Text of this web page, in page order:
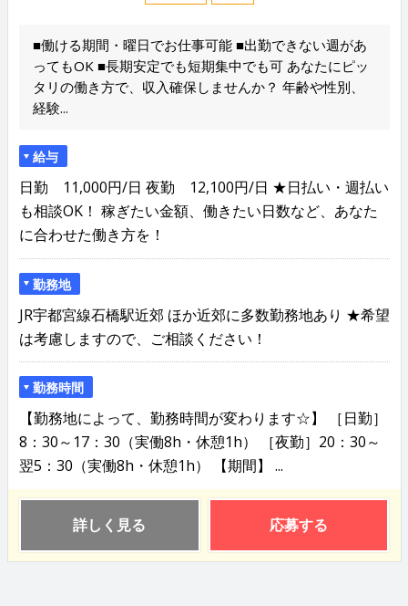
■働ける期間・曜日でお仕事可能 ■出勤できない週があ
ってもOK ■長期安定でも短期集中でも可 あなたにピッ
タリの働き方で、収入確保しませんか？ 年齢や性別、
経験...
給与
日勤 11,000円/日 夜勤 12,100円/日 ★日払い・週払い
も相談OK！ 稼ぎたい金額、働きたい日数など、あなた
に合わせた働き方を！
勤務地
JR宇都宮線石橋駅近郊 ほか近郊に多数勤務地あり ★希望
は考慮しますので、ご相談ください！
勤務時間
【勤務地によって、勤務時間が変わります☆】 ［日勤］
8：30～17：30（実働8h・休憩1h） ［夜勤］20：30～
翌5：30（実働8h・休憩1h） 【期間】 ...
詳しく見る 応募する